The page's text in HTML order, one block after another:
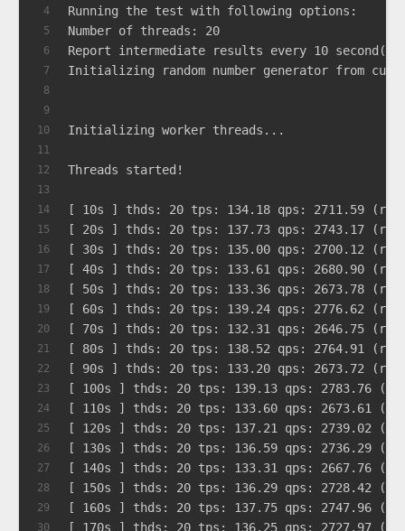
4
5
6
7
8
9
10
11
12
13
14
15
16
17
18
19
20
21
22
23
24
25
26
27
28
29
30
Running the test with following options:
Number of threads: 20
Report intermediate results every 10 second(s)
Initializing random number generator from
Initializing worker threads...
Threads started!
[ 10s ] thds: 20 tps: 134.18 qps: 2711.59 (r/
[ 20s ] thds: 20 tps: 137.73 qps: 2743.17 (r/
[ 30s ] thds: 20 tps: 135.00 qps: 2700.12 (r/
[ 40s ] thds: 20 tps: 133.61 qps: 2680.90 (r/
[ 50s ] thds: 20 tps: 133.36 qps: 2673.78 (r/
[ 60s ] thds: 20 tps: 139.24 qps: 2776.62 (r/
[ 70s ] thds: 20 tps: 132.31 qps: 2646.75 (r/
[ 80s ] thds: 20 tps: 138.52 qps: 2764.91 (r/
[ 90s ] thds: 20 tps: 133.20 qps: 2673.72 (r/
[ 100s ] thds: 20 tps: 139.13 qps: 2783.76 (r/
[ 110s ] thds: 20 tps: 133.60 qps: 2673.61 (r/
[ 120s ] thds: 20 tps: 137.21 qps: 2739.02 (r/
[ 130s ] thds: 20 tps: 136.59 qps: 2736.29 (r/
[ 140s ] thds: 20 tps: 133.31 qps: 2667.76 (r/
[ 150s ] thds: 20 tps: 136.29 qps: 2728.42 (r/
[ 160s ] thds: 20 tps: 137.75 qps: 2747.96 (r/
[ 170s ] thds: 20 tps: 136.25 qps: 2727.97 (r/